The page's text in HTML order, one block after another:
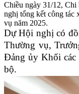
Chiều ngày 31/12,
nghị tổng kết công tác
vụ năm 2025.
Dự Hội nghị có
Thường vụ,
Đảng ủy Khối các
bộ.